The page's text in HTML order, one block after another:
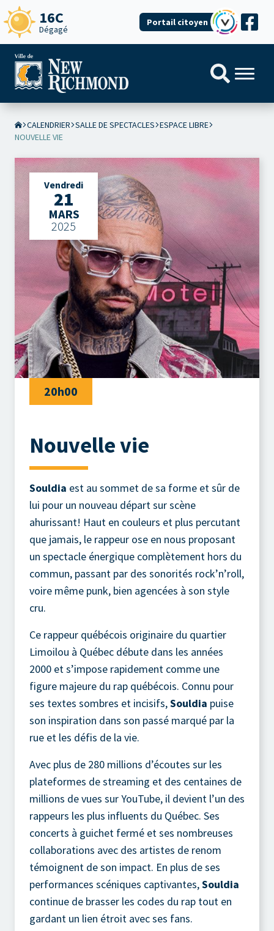
16C
Dégagé
Portail citoyen
CALENDRIER SALLE DE SPECTACLES ESPACE LIBRE
NOUVELLE VIE
Vendredi
21
MARS
2025
20h00
Nouvelle vie
Souldia est au sommet de sa forme et sûr de
lui pour un nouveau départ sur scène
ahurissant! Haut en couleurs et plus percutant
que jamais, le rappeur ose en nous proposant
un spectacle énergique complètement hors du
commun, passant par des sonorités rock’n’roll,
voire même punk, bien agencées à son style
cru.
Ce rappeur québécois originaire du quartier
Limoilou à Québec débute dans les années
2000 et s’impose rapidement comme une
figure majeure du rap québécois. Connu pour
ses textes sombres et incisifs,Souldia puise
son inspiration dans son passé marqué par la
rue et les défis de la vie.
Avec plus de 280 millions d’écoutes sur les
plateformes de streaming et des centaines de
millions de vues sur YouTube, il devient l’un des
rappeurs les plus influents du Québec. Ses
concerts à guichet fermé et ses nombreuses
collaborations avec des artistes de renom
témoignent de son impact. En plus de ses
performances scéniques captivantes,Souldia
continue de brasser les codes du rap tout en
gardant un lien étroit avec ses fans.